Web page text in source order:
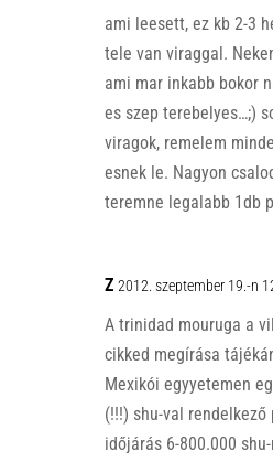
ami leesett, ez kb 2-3
tele van viraggal.
ami mar inkabb bokor
es szep terebelyes…;)
viragok, remelem
esnek le. Nagyon
teremne legalabb 1db
Z 2012. szeptember 19.-n
A trinidad mouruga a
cikked megírása
Mexikói egyyetemen
(!!!) shu-val
időjárás 6-800.000